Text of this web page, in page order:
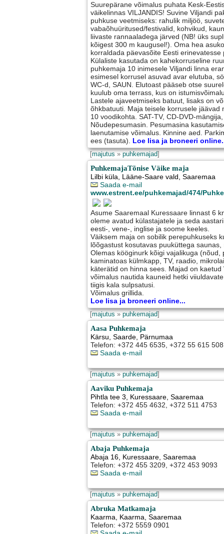
Suurepärane võimalus puhata Kesk-
väikelinnas VILJANDIS! Suvine Viljandi
puhkuse veetmiseks: rahulik miljöö,
vabaõhuüritused/festivalid, kohvikud,
liivaste rannaaladega järved (NB! üks
kõigest 300 m kaugusel!). Oma hea
korraldada päevasõite Eesti
Külaliste kasutada on kahekorruseline
puhkemaja 10 inimesele Viljandi linna
esimesel korrusel asuvad avar elutuba,
WC-d, SAUN. Elutoast pääseb otse
kuulub oma terrass, kus on
Lastele ajaveetmiseks batuut, lisaks on
õhkbatuuti. Maja teisele korrusele jäävad
10 voodikohta. SAT-TV, CD-DVD-
Nõudepesumasin. Pesumasina
laenutamise võimalus. Kinnine aed.
ees (tasuta). Loe lisa ja broneeri
[majutus»puhkemajad]
PuhkemajaTõnise Väike maja
Lilbi küla, Lääne-Saare vald, Saaremaa
Saada e-mail
www.estrent.ee/puhkemajad/474/
Asume Saaremaal Kuressaare linnast 6
oleme avatud külastajatele ja seda
eesti-, vene-, inglise ja soome keeles.
Väiksem maja on sobilik perepuhkuseks
lõõgastust kosutavas puuküttega
Olemas kööginurk kõigi vajalikuga (nõud,
kaminatoas külmkapp, TV, raadio,
käterätid on hinna sees. Majad on
võimalus nautida kauneid hetki
tiigis kala sulpsatusi.
Võimalus grillida.
Loe lisa ja broneeri online...
[majutus»puhkemajad]
Aasa Puhkemaja
Kärsu,Saarde, Pärnumaa
Telefon: +372 445 6535, +372 55 615 508
Saada e-mail
[majutus»puhkemajad]
Aaviku Puhkemaja
Pihtla tee 3, Kuressaare, Saaremaa
Telefon: +372 455 4632, +372 511 4753
Saada e-mail
[majutus»puhkemajad]
Abaja Puhkemaja
Abaja 16, Kuressaare, Saaremaa
Telefon: +372 455 3209, +372 453 9093
Saada e-mail
[majutus»puhkemajad]
Abruka Matkamaja
Kaarma, Kaarma, Saaremaa
Telefon: +372 5559 0901